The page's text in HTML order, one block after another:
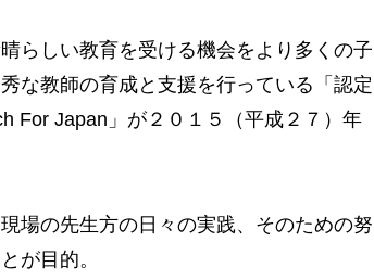
らしい教育を受ける機会をより多くの子
な教師の育成と支援を行っている「認定
For Japan」が２０１５（平成２７）年
場の先生方の日々の実践、そのための努
が目的。